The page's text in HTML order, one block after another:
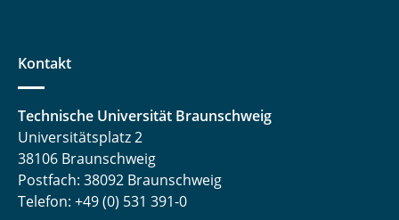
Kontakt
Technische Universität Braunschweig
Universitätsplatz 2
38106 Braunschweig
Postfach: 38092 Braunschweig
Telefon: +49 (0) 531 391-0